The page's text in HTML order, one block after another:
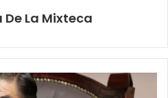
De La Mixteca